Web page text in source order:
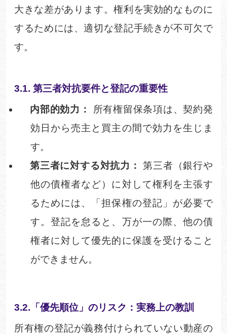
大きな差があります。権利を実効的なものに
するためには、適切な登記手続きが不可欠で
す。
3.1. 第三者対抗要件と登記の重要性
内部的効力：
所有権留保条項は、契約発
効日から売主と買主の間で効力を生じま
す。
第三者に対する対抗力：
第三者（銀行や
他の債権者など）に対して権利を主張す
るためには、「担保権の登記」が必要で
す。登記を怠ると、万が一の際、他の債
権者に対して優先的に保護を受けること
ができません。
3.2.「優先順位」のリスク：実務上の教訓
所有権の登記が義務付けられていない動産の